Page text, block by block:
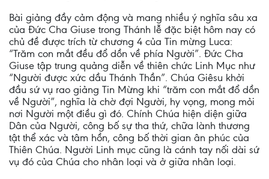
Bài giảng đầy cảm động và mang nhiều ý nghĩa sâu xa
của Đức Cha Giuse trong Thánh lễ đặc biệt hôm nay có
chủ đề được trích từ chương 4 của Tin mừng Luca:
“Trăm con mắt đều đổ dồn về phía Người”. Đức Cha
Giuse tập trung quảng diễn về thiên chức Linh Mục như
“Người được xức dầu Thánh Thần”. Chúa Giêsu khởi
đầu sứ vụ rao giảng Tin Mừng khi “trăm con mắt đổ dồn
về Người”, nghĩa là chờ đợi Người, hy vọng, mong mỏi
nơi Người một điều gì đó. Chính Chúa hiện diện giữa
Dân của Người, công bố sự tha thứ, chữa lành thương
tật thể xác và tâm hồn, công bố thời gian ân phúc của
Thiên Chúa. Người Linh mục cũng là cánh tay nối dài sứ
vụ đó của Chúa cho nhân loại và ở giữa nhân loại.